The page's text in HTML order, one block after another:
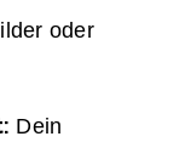
oder
Dein